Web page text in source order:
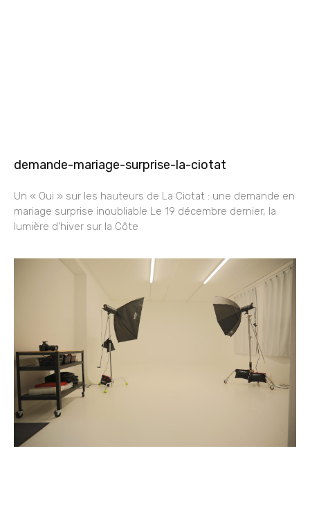
demande-mariage-surprise-la-ciotat
Un « Oui » sur les hauteurs de La Ciotat : une demande en
mariage surprise inoubliable Le 19 décembre dernier, la
lumière d’hiver sur la Côte